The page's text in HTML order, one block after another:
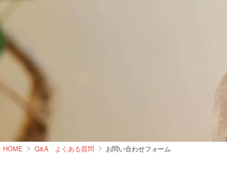
HOME Q&A よくある質問 お問い合わせフォーム